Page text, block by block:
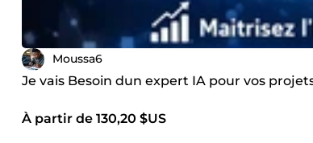
Moussa6
Je vais Besoin dun expert IA pour vos
À partir de 130,20 $US